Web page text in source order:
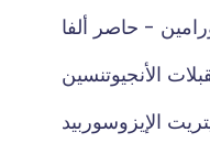
- حاصر ألفا
الأنجيوتنسين
الإيزوسوربيد